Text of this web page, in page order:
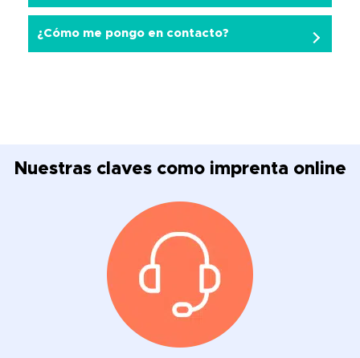
¿Cómo me pongo en contacto?
Nuestras claves como imprenta online